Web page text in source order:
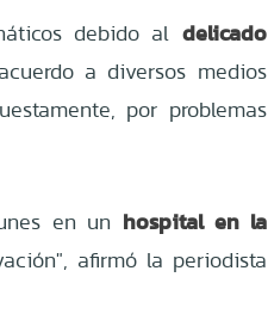
debido al delicado
a diversos medios
por problemas
en un hospital en la
afirmó la periodista